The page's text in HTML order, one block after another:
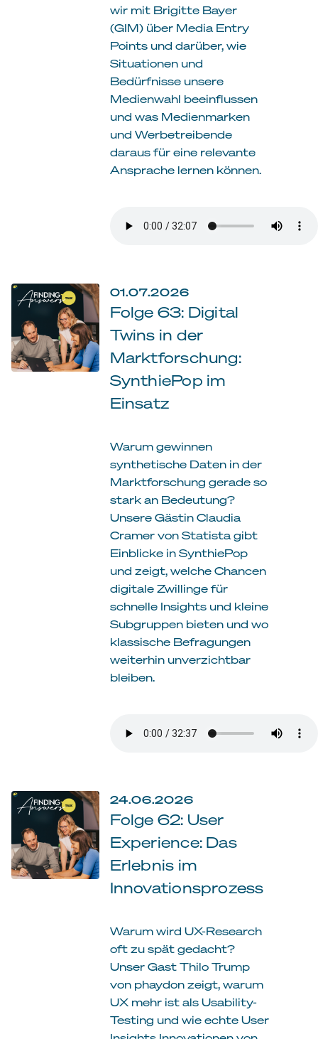
wir mit Brigitte Bayer
(GIM) über Media Entry
Points und darüber, wie
Situationen und
Bedürfnisse unsere
Medienwahl beeinflussen
und was Medienmarken
und Werbetreibende
daraus für eine relevante
Ansprache lernen können.
01.07.2026
Folge 63: Digital
Twins in der
Marktforschung:
SynthiePop im
Einsatz
Warum gewinnen
synthetische Daten in der
Marktforschung gerade so
stark an Bedeutung?
Unsere Gästin Claudia
Cramer von Statista gibt
Einblicke in SynthiePop
und zeigt, welche Chancen
digitale Zwillinge für
schnelle Insights und kleine
Subgruppen bieten und wo
klassische Befragungen
weiterhin unverzichtbar
bleiben.
24.06.2026
Folge 62: User
Experience: Das
Erlebnis im
Innovationsprozess
Warum wird UX-Research
oft zu spät gedacht?
Unser Gast Thilo Trump
von phaydon zeigt, warum
UX mehr ist als Usability-
Testing und wie echte User